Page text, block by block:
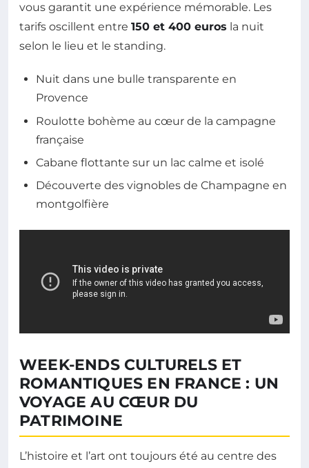
vous garantit une expérience mémorable. Les
tarifs oscillent entre 150 et 400 euros la nuit
selon le lieu et le standing.
Nuit dans une bulle transparente en
Provence
Roulotte bohème au cœur de la campagne
française
Cabane flottante sur un lac calme et isolé
Découverte des vignobles de Champagne en
montgolfière
WEEK-ENDS CULTURELS ET
ROMANTIQUES EN FRANCE : UN
VOYAGE AU CŒUR DU
PATRIMOINE
L’histoire et l’art ont toujours été au centre des